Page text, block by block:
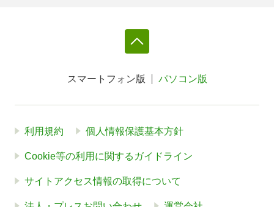
スマートフォン版 パソコン版
利用規約 個人情報保護基本方針
Cookie等の利用に関するガイドライン
サイトアクセス情報の取得について